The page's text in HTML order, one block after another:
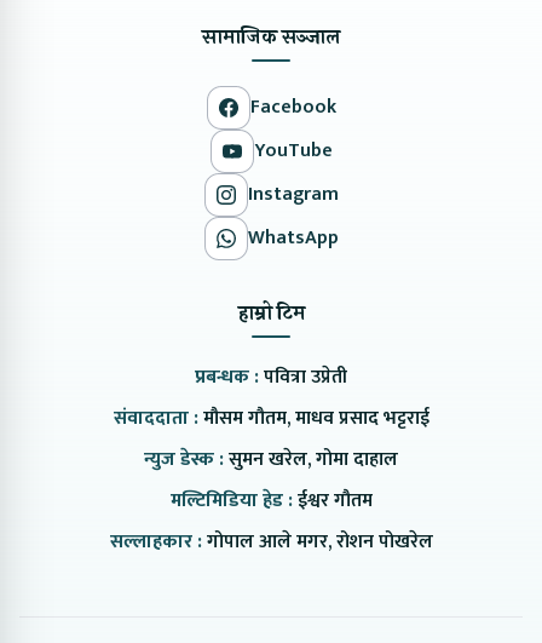
सामाजिक सञ्जाल
Facebook
YouTube
Instagram
WhatsApp
हाम्रो टिम
प्रबन्धक :पवित्रा उप्रेती
संवाददाता :मौसम गौतम, माधव प्रसाद भट्टराई
न्युज डेस्क :सुमन खरेल, गोमा दाहाल
मल्टिमिडिया हेड :ईश्वर गौतम
सल्लाहकार :गोपाल आले मगर, रोशन पोखरेल